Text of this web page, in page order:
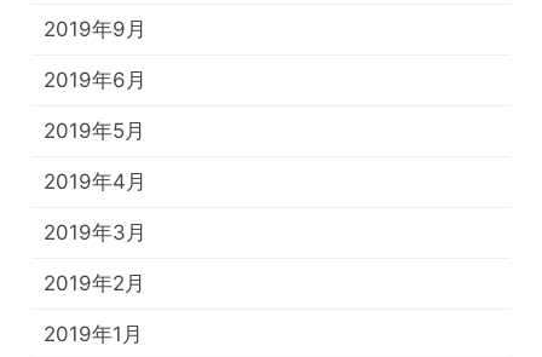
2019年9月
2019年6月
2019年5月
2019年4月
2019年3月
2019年2月
2019年1月